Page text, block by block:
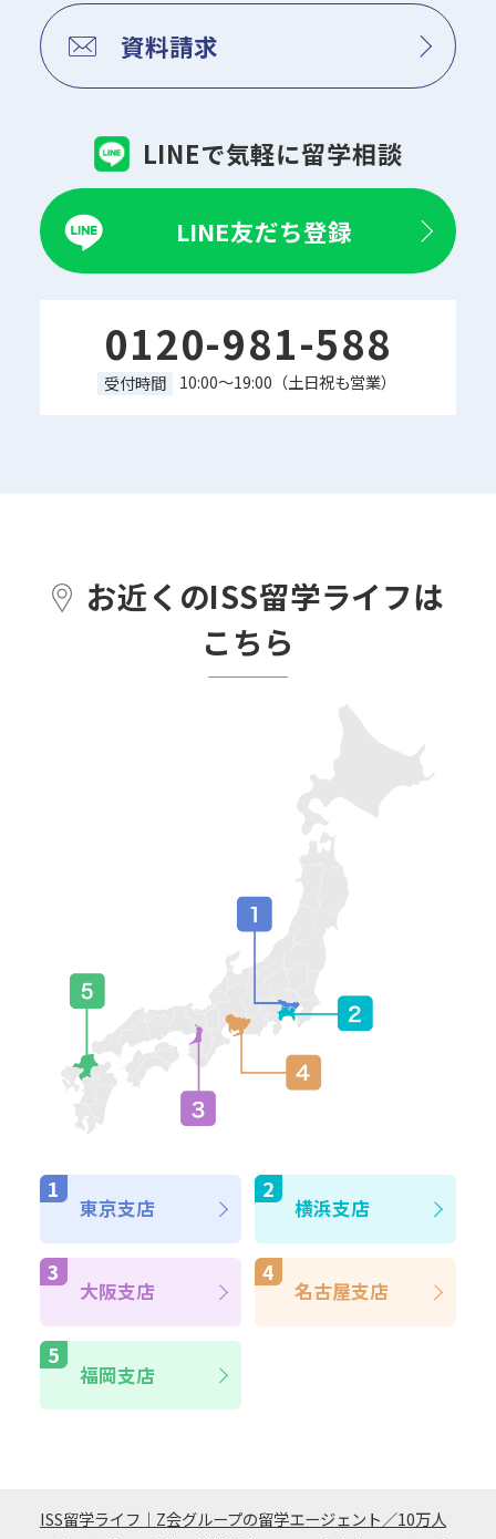
資料請求
LINEで気軽に留学相談
LINE友だち登録
0120-981-588
受付時間 10:00～19:00（土日祝も営業）
お近くのISS留学ライフは
こちら
東京支店 横浜支店
大阪支店 名古屋支店
福岡支店
ISS留学ライフ｜Z会グループの留学エージェント／10万人